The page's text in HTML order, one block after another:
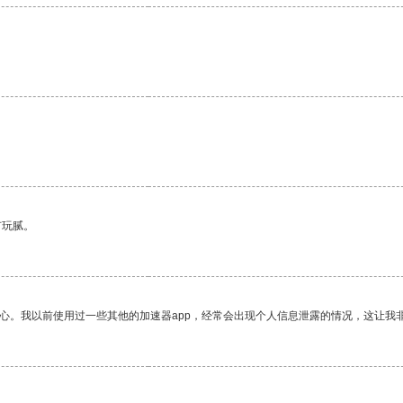
腻。
我以前使用过一些其他的加速器app，经常会出现个人信息泄露的情况，这让我